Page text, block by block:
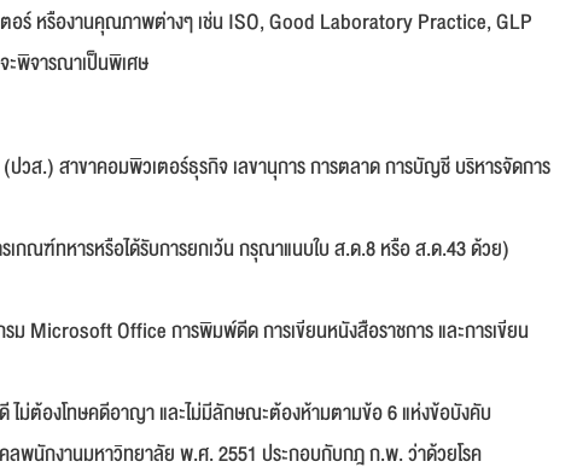
อร์ หรืองานคุณภาพต่างๆ เช่น ISO, Good Laboratory Practice, GLP
ะพิจารณาเป็นพิเศษ
ส.) สาขาคอมพิวเตอร์ธุรกิจ เลขานุการ การตลาด การบัญชี บริหารจัดการ
เกณฑ์ทหารหรือได้รับการยกเว้น กรุณาแนบใบ ส.ด.8 หรือ ส.ด.43 ด้วย)
รม Microsoft Office การพิมพ์ดีด การเขียนหนังสือราชการ และการเขียน
ไม่ต้องโทษคดีอาญา และไม่มีลักษณะต้องห้ามตามข้อ 6 แห่งข้อบังคับ
พนักงานมหาวิทยาลัย พ.ศ. 2551 ประกอบกับกฎ ก.พ. ว่าด้วยโรค